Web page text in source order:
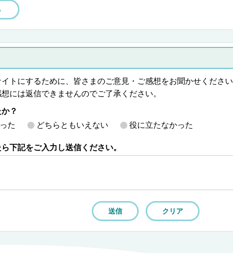
トにするために、皆さまのご意見・ご感想をお聞かせください
には返信できませんのでご了承ください。
？
た どちらともいえない 役に立たなかった
下記をご入力し送信ください。